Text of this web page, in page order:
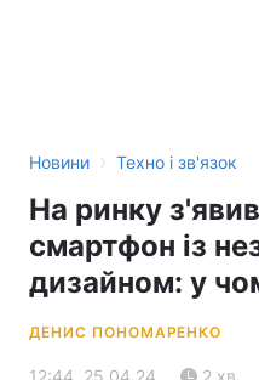
Новини › Техно і зв'язок
На ринку
смартфон із
дизайном: у
ДЕНИС ПОНОМАРЕНКО
12:44, 25.04.24 2 хв.